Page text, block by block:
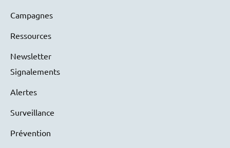
Campagnes
Ressources
Newsletter
Signalements
Alertes
Surveillance
Prévention